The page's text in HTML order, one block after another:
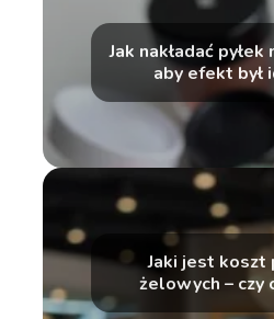
Jak nakładać
aby efekt był
Jaki jest koszt
żelowych – czy